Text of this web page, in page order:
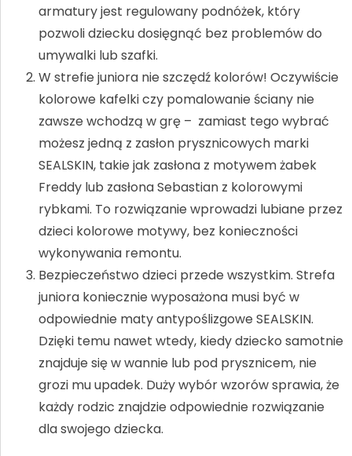
armatury jest regulowany podnóżek, który
pozwoli dziecku dosięgnąć bez problemów do
umywalki lub szafki.
W strefie juniora nie szczędź kolorów! Oczywiście
kolorowe kafelki czy pomalowanie ściany nie
zawsze wchodzą w grę – zamiast tego wybrać
możesz jedną z zasłon prysznicowych marki
SEALSKIN, takie jak zasłona z motywem żabek
Freddy lub zasłona Sebastian z kolorowymi
rybkami. To rozwiązanie wprowadzi lubiane przez
dzieci kolorowe motywy, bez konieczności
wykonywania remontu.
Bezpieczeństwo dzieci przede wszystkim. Strefa
juniora koniecznie wyposażona musi być w
odpowiednie maty antypoślizgowe SEALSKIN.
Dzięki temu nawet wtedy, kiedy dziecko samotnie
znajduje się w wannie lub pod prysznicem, nie
grozi mu upadek. Duży wybór wzorów sprawia, że
każdy rodzic znajdzie odpowiednie rozwiązanie
dla swojego dziecka.